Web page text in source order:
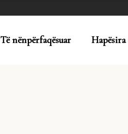
Të nënpërfaqësuar Hapësira